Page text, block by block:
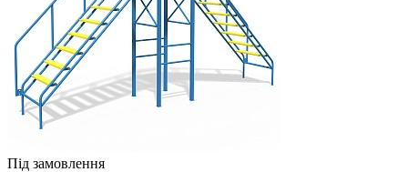
Під замовлення